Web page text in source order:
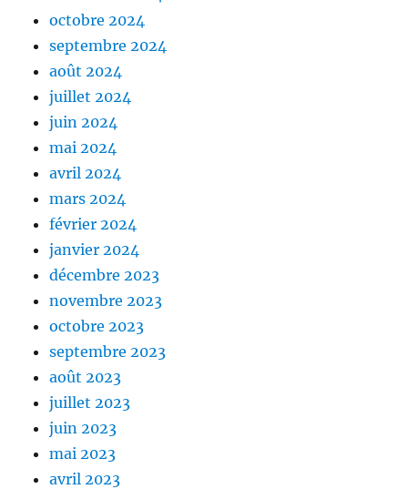
octobre 2024
septembre 2024
août 2024
juillet 2024
juin 2024
mai 2024
avril 2024
mars 2024
février 2024
janvier 2024
décembre 2023
novembre 2023
octobre 2023
septembre 2023
août 2023
juillet 2023
juin 2023
mai 2023
avril 2023